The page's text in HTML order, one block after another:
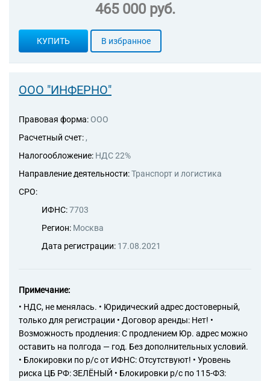
465 000 руб.
КУПИТЬ В избранное
ООО "ИНФЕРНО"
Правовая форма: ООО
Расчетный счет: ,
Налогообложение: НДС 22%
Направление деятельности:Транспорт и логистика
СРО:
ИФНС:7703
Регион: Москва
Дата регистрации: 17.08.2021
Примечание:
• НДС, не менялась. • Юридический адрес достоверный,
только для регистрации • Договор аренды: Нет! •
Возможность продления: С продлением Юр. адрес можно
оставить на полгода — год. Без дополнительных условий.
• Блокировки по р/с от ИФНС: Отсутствуют! • Уровень
риска ЦБ РФ: ЗЕЛЁНЫЙ • Блокировки р/с по 115-ФЗ: